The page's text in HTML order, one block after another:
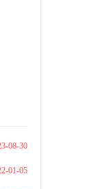
08-30
01-05